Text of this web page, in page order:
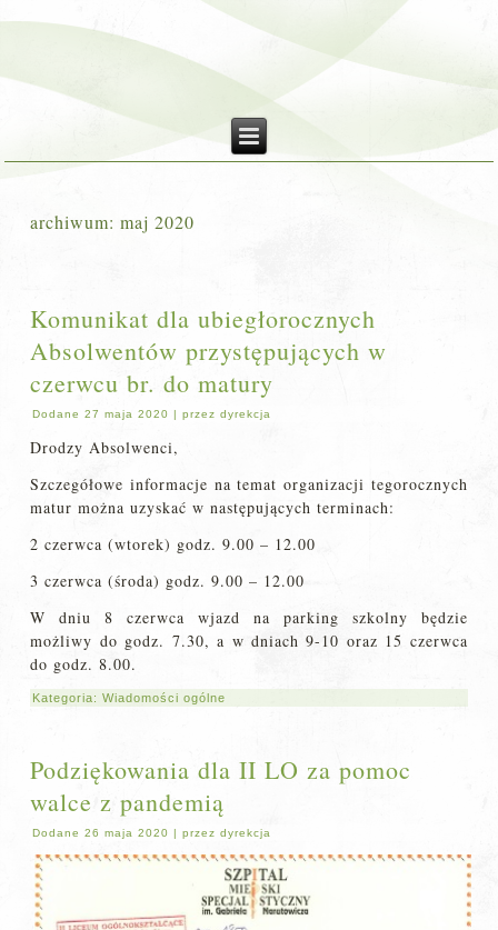
archiwum:maj 2020
Komunikat dla ubiegłorocznych
Absolwentów przystępujących w
czerwcu br. do matury
Dodane 27 maja 2020 |przez dyrekcja
Drodzy Absolwenci,
Szczegółowe informacje na temat organizacji tegorocznych
matur można uzyskać w następujących terminach:
2 czerwca (wtorek) godz. 9.00 – 12.00
3 czerwca (środa) godz. 9.00 – 12.00
W dniu 8 czerwca wjazd na parking szkolny będzie
możliwy do godz. 7.30, a w dniach 9-10 oraz 15 czerwca
do godz. 8.00.
Kategoria:Wiadomości ogólne
Podziękowania dla II LO za pomoc
walce z pandemią
Dodane 26 maja 2020 |przez dyrekcja